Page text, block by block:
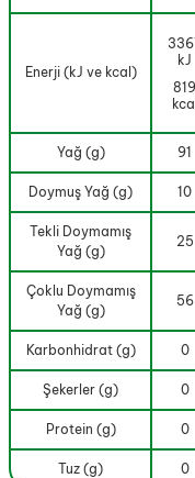
Enerji (kJ ve kcal)
kJ
819
kcal
Yağ (g) 91
Doymuş Yağ (g) 10
Tekli Doymamış
Yağ (g)
25
Çoklu Doymamış
Yağ (g)
56
Karbonhidrat (g) 0
Şekerler (g) 0
Protein (g) 0
Tuz (g) 0